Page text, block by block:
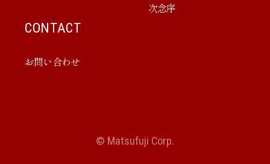
次念序
CONTACT
お問い合わせ
© Matsufuji Corp.